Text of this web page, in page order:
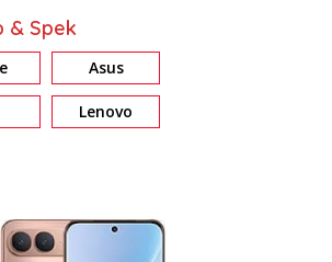
& Spek
Asus
Lenovo